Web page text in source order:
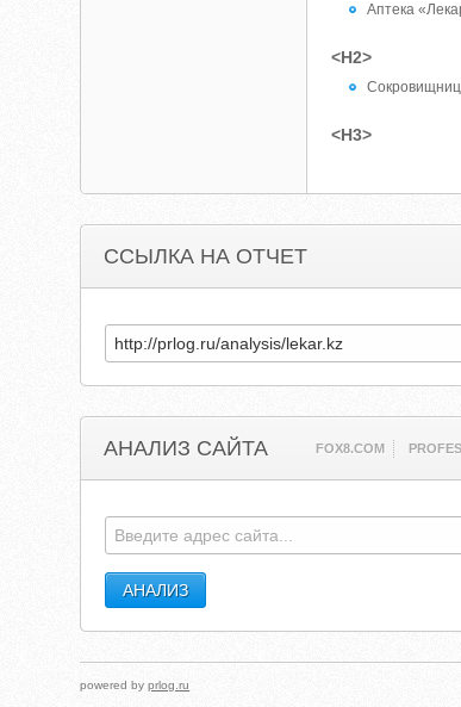
Аптека
<H2>
<H3>
ССЫЛКА НА ОТЧЕТ
АНАЛИЗ САЙТА FOX8.COM
powered byprlog.ru